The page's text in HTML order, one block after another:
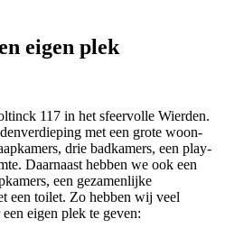
eigen plek
117 in het sfeervolle Wierden.
met een grote woon-
drie badkamers, een play-
Daarnaast hebben we ook een
een gezamenlijke
een toilet. Zo hebben wij veel
eigen plek te geven: